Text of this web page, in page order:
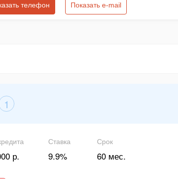
телефон Показать e-mail
1
р.
Ставка
9.9%
Срок
60 мес.